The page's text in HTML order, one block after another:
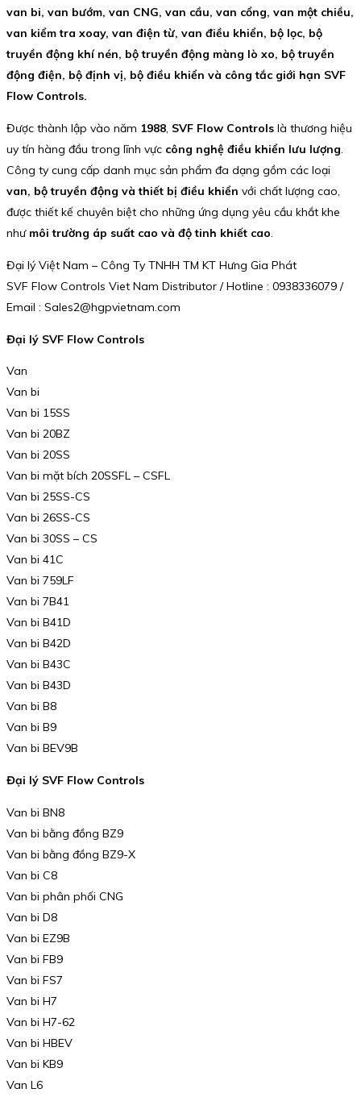
van bi, van bướm, van CNG, van cầu, van cổng, van một chiều,
van kiểm tra xoay, van điện từ, van điều khiển, bộ lọc, bộ
truyền động khí nén, bộ truyền động màng lò xo, bộ truyền
động điện, bộ định vị, bộ điều khiển và công tắc giới hạn SVF
Flow Controls.
Được thành lập vào năm 1988, SVF Flow Controls là thương hiệu
uy tín hàng đầu trong lĩnh vực công nghệ điều khiển lưu lượng.
Công ty cung cấp danh mục sản phẩm đa dạng gồm các loại
van, bộ truyền động và thiết bị điều khiển với chất lượng cao,
được thiết kế chuyên biệt cho những ứng dụng yêu cầu khắt khe
như môi trường áp suất cao và độ tinh khiết cao.
Đại lý Việt Nam – Công Ty TNHH TM KT Hưng Gia Phát
SVF Flow Controls Viet Nam Distributor / Hotline : 0938336079 /
Email : Sales2@hgpvietnam.com
Đại lý SVF Flow Controls
Van
Van bi
Van bi 15SS
Van bi 20BZ
Van bi 20SS
Van bi mặt bích 20SSFL – CSFL
Van bi 25SS-CS
Van bi 26SS-CS
Van bi 30SS – CS
Van bi 41C
Van bi 759LF
Van bi 7B41
Van bi B41D
Van bi B42D
Van bi B43C
Van bi B43D
Van bi B8
Van bi B9
Van bi BEV9B
Đại lý SVF Flow Controls
Van bi BN8
Van bi bằng đồng BZ9
Van bi bằng đồng BZ9-X
Van bi C8
Van bi phân phối CNG
Van bi D8
Van bi EZ9B
Van bi FB9
Van bi FS7
Van bi H7
Van bi H7-62
Van bi HBEV
Van bi KB9
Van L6